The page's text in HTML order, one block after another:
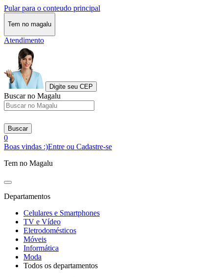
Pular para o conteudo principal
Tem no magalu
Atendimento
Digite seu CEP
Buscar no Magalu
Buscar
0
Boas vindas :)Entre ou Cadastre-se
Tem no Magalu
Departamentos
Celulares e Smartphones
TV e Vídeo
Eletrodomésticos
Móveis
Informática
Moda
Todos os departamentos